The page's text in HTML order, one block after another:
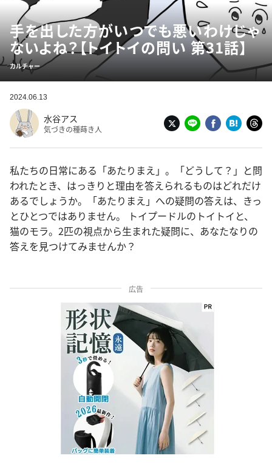
手を出した方がいつでも悪いわけじゃ
ないよね？【トイトイの問い 第31話】
カルチャー
2024.06.13
水谷アス
気づきの種蒔き人
私たちの日常にある「あたりまえ」。「どうして？」と問
われたとき、はっきりと理由を答えられるものはどれだけ
あるでしょうか。「あたりまえ」への疑問の答えは、きっ
とひとつではありません。 トイプードルのトイトイと、
猫のモラ。2匹の視点から生まれた疑問に、あなたなりの
答えを見つけてみませんか？
広告